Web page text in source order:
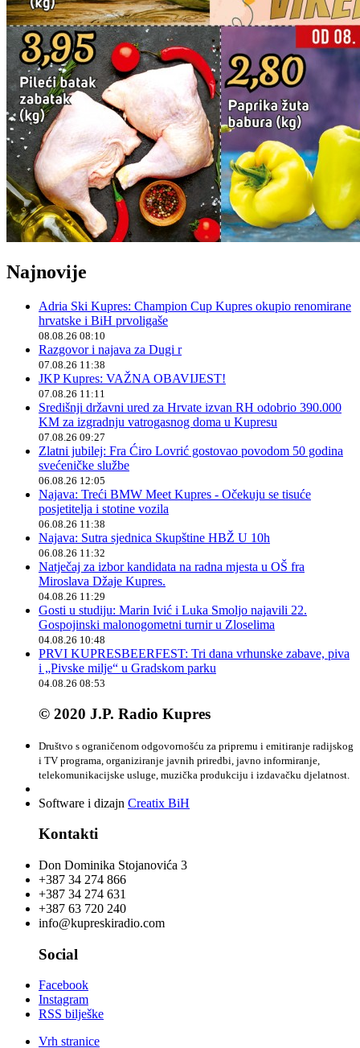
Najnovije
Adria Ski Kupres: Champion Cup Kupres okupio renomirane
hrvatske i BiH prvoligaše
08.08.26 08:10
Razgovor i najava za Dugi r
07.08.26 11:38
JKP Kupres: VAŽNA OBAVIJEST!
07.08.26 11:11
Središnji državni ured za Hrvate izvan RH odobrio 390.000
KM za izgradnju vatrogasnog doma u Kupresu
07.08.26 09:27
Zlatni jubilej: Fra Ćiro Lovrić gostovao povodom 50 godina
svećeničke službe
06.08.26 12:05
Najava: Treći BMW Meet Kupres - Očekuju se tisuće
posjetitelja i stotine vozila
06.08.26 11:38
Najava: Sutra sjednica Skupštine HBŽ U 10h
06.08.26 11:32
Natječaj za izbor kandidata na radna mjesta u OŠ fra
Miroslava Džaje Kupres.
04.08.26 11:29
Gosti u studiju: Marin Ivić i Luka Smoljo najavili 22.
Gospojinski malonogometni turnir u Zloselima
04.08.26 10:48
PRVI KUPRESBEERFEST: Tri dana vrhunske zabave, piva
i „Pivske milje“ u Gradskom parku
04.08.26 08:53
© 2020 J.P. Radio Kupres
Društvo s ograničenom odgovornošću za pripremu i emitiranje radijskog
i TV programa, organiziranje javnih priredbi, javno informiranje,
telekomunikacijske usluge, muzička produkciju i izdavačku djelatnost.
Software i dizajn Creatix BiH
Kontakti
Don Dominika Stojanovića 3
+387 34 274 866
+387 34 274 631
+387 63 720 240
info@kupreskiradio.com
Social
Facebook
Instagram
RSS bilješke
Vrh stranice